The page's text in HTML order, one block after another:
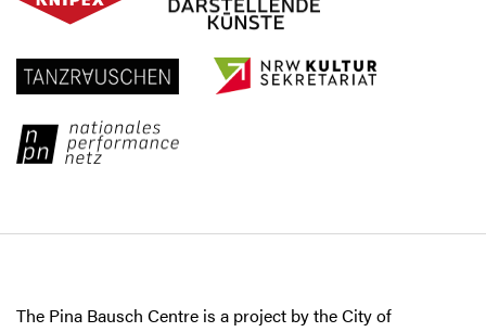
The Pina Bausch Centre is a project by the City of